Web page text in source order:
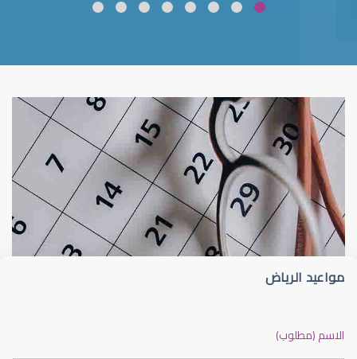
قلوبال لرعاية العين ضعف نظر
مواعيد الرياض
الاسم (مطلوب)